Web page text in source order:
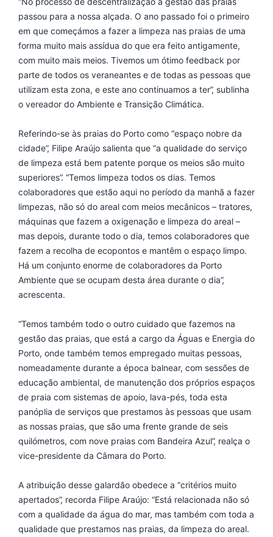
passou para a nossa alçada. O ano passado foi o primeiro
em que começámos a fazer a limpeza nas praias de uma
forma muito mais assídua do que era feito antigamente,
com muito mais meios. Tivemos um ótimo feedback por
parte de todos os veraneantes e de todas as pessoas que
utilizam esta zona, e este ano continuamos a ter”, sublinha
o vereador do Ambiente e Transição Climática.
Referindo-se às praias do Porto como “espaço nobre da
cidade”, Filipe Araújo salienta que “a qualidade do serviço
de limpeza está bem patente porque os meios são muito
superiores”. “Temos limpeza todos os dias. Temos
colaboradores que estão aqui no período da manhã a fazer
limpezas, não só do areal com meios mecânicos – tratores,
máquinas que fazem a oxigenação e limpeza do areal –
mas depois, durante todo o dia, temos colaboradores que
fazem a recolha de ecopontos e mantêm o espaço limpo.
Há um conjunto enorme de colaboradores da Porto
Ambiente que se ocupam desta área durante o dia”,
acrescenta.
“Temos também todo o outro cuidado que fazemos na
gestão das praias, que está a cargo da Águas e Energia do
Porto, onde também temos empregado muitas pessoas,
nomeadamente durante a época balnear, com sessões de
educação ambiental, de manutenção dos próprios espaços
de praia com sistemas de apoio, lava-pés, toda esta
panóplia de serviços que prestamos às pessoas que usam
as nossas praias, que são uma frente grande de seis
quilómetros, com nove praias com Bandeira Azul”, realça o
vice-presidente da Câmara do Porto.
A atribuição desse galardão obedece a “critérios muito
apertados”, recorda Filipe Araújo: “Está relacionada não só
com a qualidade da água do mar, mas também com toda a
qualidade que prestamos nas praias, da limpeza do areal.